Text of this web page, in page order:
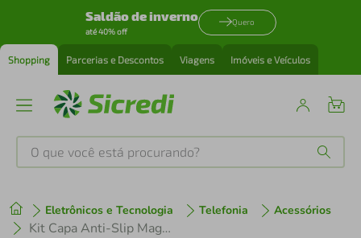
Saldão de inverno
até 40% off
Quero
Shopping Parcerias e Descontos Viagens Imóveis e Veículos
O que você está procurando?
Eletrônicos e Tecnologia Telefonia Acessórios
Kit Capa Anti-Slip Magsafe e Pelicula Defender Pro Privacidade para iPhone 15 Pro Max - Gshield
1 º tenis